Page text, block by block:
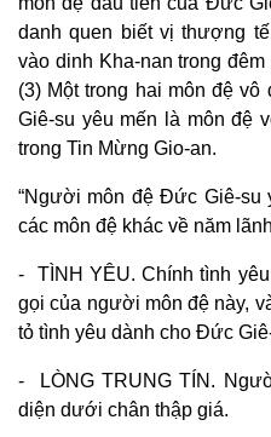
danh quen biết vị thượng
vào dinh Kha-nan trong
(3) Một trong hai môn đệ
Giê-su yêu mến là môn đệ
trong Tin Mừng Gio-an.
“Người môn đệ Đức Giê-su
các môn đệ khác về năm
- TÌNH YÊU. Chính tình
gọi của người môn đệ này,
tỏ tình yêu dành cho Đức
- LÒNG TRUNG TÍN.
diện dưới chân thập giá.